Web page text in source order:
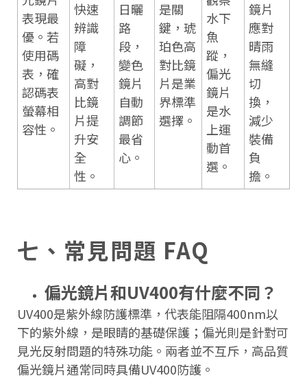
表現最
優。若
使用碼
表，確
認碼表
螢幕相
容性。
快速
辨識
障
礙，
高對
比鏡
片提
升安
全
性。
日曬
路
段，
變色
鏡片
自動
調節
最省
心。
是關
鍵，琥
珀色高
對比鏡
片是業
界標準
選擇。
水下
魚
蹤，
偏光
鏡片
是水
上運
動首
選。
鏡片
應對
晴雨
無縫
切
換，
減少
裝備
負
擔。
七、常見問題 FAQ
偏光鏡片和UV400有什麼不同？
UV400是紫外線防護標準，代表能阻隔400nm以
下的紫外線，是眼睛的基礎保護；偏光則是針對可
見光反射問題的特殊功能。兩者並不互斥，高品質
偏光鏡片通常同時具備UV400防護。